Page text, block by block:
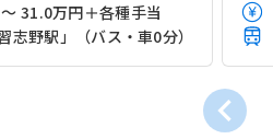
～ 31.0万円＋各種手当
志野駅」（バス・車0分）